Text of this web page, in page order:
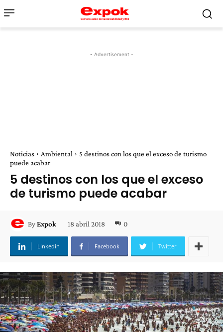
- Advertisement -
Noticias Ambiental
5 destinos con los que el exceso de turismo
puede acabar
5 destinos con los que el exceso
de turismo puede acabar
ByExpok 18 abril 2018 0
Linkedin Facebook Twitter